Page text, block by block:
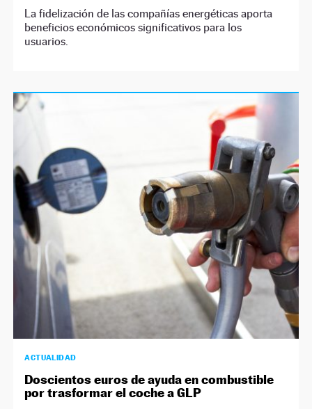
La fidelización de las compañías energéticas aporta
beneficios económicos significativos para los
usuarios.
ACTUALIDAD
Doscientos euros de ayuda en combustible
por trasformar el coche a GLP